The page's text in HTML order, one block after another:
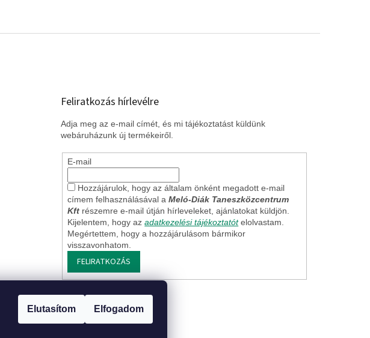
Elutasítom Elfogadom
Feliratkozás hírlevélre
Adja meg az e-mail címét, és mi tájékoztatást küldünk
webáruházunk új termékeiről.
E-mail
Hozzájárulok, hogy az általam önként megadott e-mail
címem felhasználásával aMeló-Diák Taneszközcentrum
Kft részemre e-mail útján hírleveleket, ajánlatokat küldjön.
Kijelentem, hogy azadatkezelési tájékoztatót elolvastam.
Megértettem, hogy a hozzájárulásom bármikor
visszavonhatom.
FELIRATKOZÁS
* Üzleti feltételek ÁSZF * Jogi nyilatkozat